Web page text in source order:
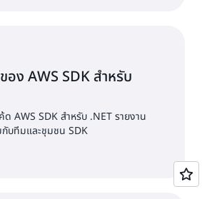
ง AWS SDK สำหรับ
AWS SDK สำหรับ .NET รายงาน
บทีมและชุมชน SDK